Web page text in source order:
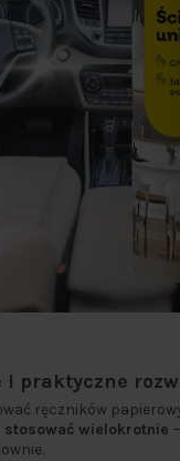
i praktyczne
ręczników
wielokrotnie